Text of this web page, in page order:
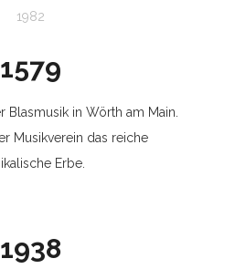
1982
1579
Blasmusik in Wörth am Main.
Musikverein das reiche
Erbe.
1938